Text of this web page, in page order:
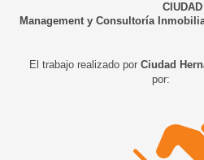
CIUDAD
Management y Consultoría
El trabajo realizado por Ciudad
por: